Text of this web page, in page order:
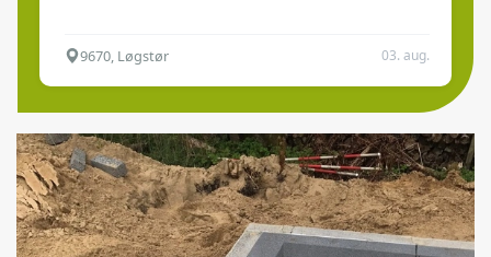
9670, Løgstør 03. aug.